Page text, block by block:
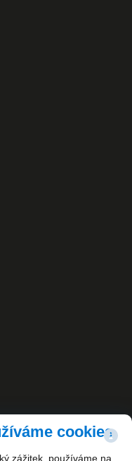
cookies
zážitek, používáme na